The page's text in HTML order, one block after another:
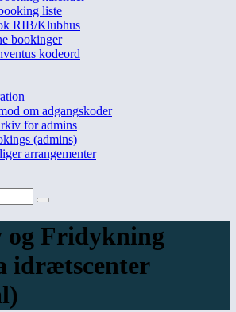
liste
RIB/Klubhus
bookinger
kodeord
om adgangskoder
for admins
(admins)
arrangementer
og Fridykning
idrætscenter